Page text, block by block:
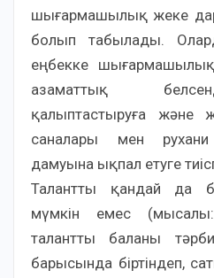
шығармашылық жеке
болып табылады.
еңбекке
азаматтық
қалыптастыруға және
саналары мен
дамуына ықпал етуге
Талантты қандай да
мүмкін емес
талантты баланы
барысында біртіндеп,